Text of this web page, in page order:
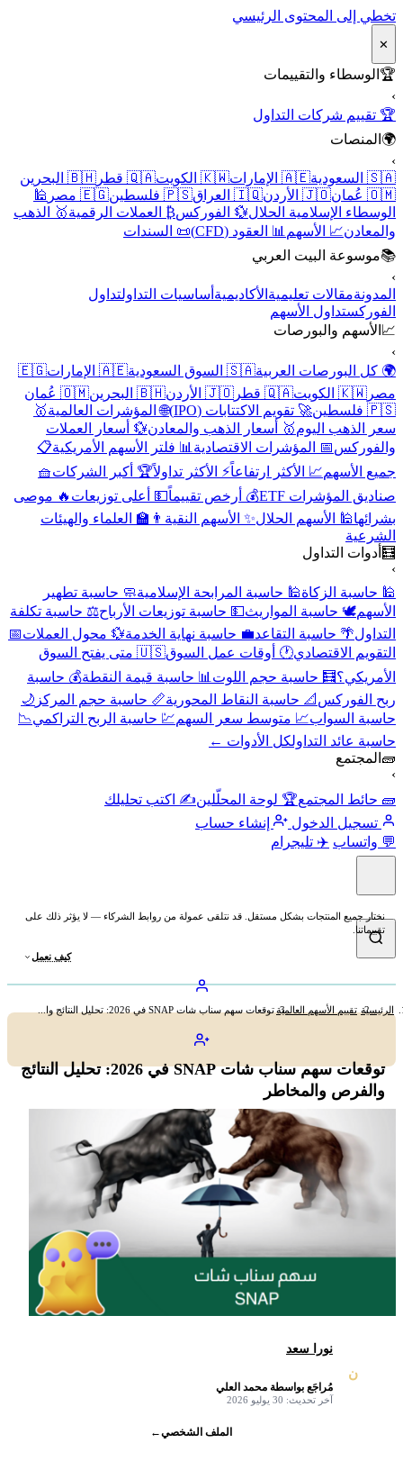
تخطي إلى المحتوى الرئيسي
✕
🏆 الوسطاء والتقييمات
›
🏆 تقييم شركات التداول
🌍 المنصات
›
🇸🇦 السعودية
🇦🇪 الإمارات 🇰🇼 الكويت 🇶🇦 قطر
🇧🇭 البحرين
🇴🇲 عُمان
🇯🇴 الأردن 🇮🇶 العراق 🇵🇸 فلسطين 🇪🇬 مصر
🕌
الوسطاء الإسلامية الحلال💱 الفوركس₿ العملات الرقمية🥇 الذهب
والمعادن📈 الأسهم 📊 العقود (CFD)
📜 السندات
📚موسوعة البيت العربي
›
المدونةمقالات تعليمية الأكاديمية أساسيات التداولتداول
الفوركستداول الأسهم
📈 الأسهم والبورصات
›
🌍 كل البورصات العربية🇸🇦 السوق السعودية 🇦🇪 الإمارات
🇪🇬
مصر 🇰🇼 الكويت 🇶🇦 قطر 🇯🇴 الأردن 🇧🇭 البحرين
🇴🇲 عُمان
🇵🇸 فلسطين
🚀 تقويم الاكتتابات (IPO) 🌐 المؤشرات العالمية🥇
سعر الذهب اليوم🥇 أسعار الذهب والمعادن💱 أسعار العملات
والفوركس📅 المؤشرات الاقتصادية 📊 فلتر الأسهم الأمريكية📋
جميع الأسهم📈 الأكثر ارتفاعاً⚡ الأكثر تداولاً🏆 أكبر الشركات🧺
صناديق المؤشرات ETF
💰 أرخص تقييماً💵 أعلى توزيعات 🔥 موصى
بشرائها🕌 الأسهم الحلال✨ الأسهم النقية 👨‍🏫 العلماء والهيئات
الشرعية
🧮 أدوات التداول
›
🕌 حاسبة الزكاة🕌 حاسبة المرابحة الإسلامية🧼 حاسبة تطهير
الأسهم🕊️ حاسبة المواريث💵 حاسبة توزيعات الأرباح⚖️ حاسبة تكلفة
التداول🌴 حاسبة التقاعد💼 حاسبة نهاية الخدمة💱 محول العملات📅
التقويم الاقتصادي🕐 أوقات عمل السوق
🇺🇸 متى يفتح السوق
الأمريكي؟🧮 حاسبة حجم اللوت 📊 حاسبة قيمة النقطة💰 حاسبة
ربح الفوركس 📐 حاسبة النقاط المحورية📏 حاسبة حجم المركز 🌙
حاسبة السواب📈 متوسط سعر السهم💹 حاسبة الربح التراكمي📉
حاسبة عائد التداولكل الأدوات ←
🧱 المجتمع
›
🧱 حائط المجتمع🏆 لوحة المحلّلين✍️ اكتب تحليلك
تسجيل الدخول
إنشاء حساب
💬 واتساب ✈️ تليجرام
نختار جميع المنتجات بشكل مستقل. قد نتلقى عمولة من روابط الشركاء — لا يؤثر ذلك على
تقييماتنا.
كيف نعمل
الرئيسية تقييم الأسهم العالميةتوقعات سهم سناب شات SNAP في 2026: تحليل النتائج وا...
توقعات سهم سناب شات SNAP في 2026: تحليل النتائج
والفرص والمخاطر
ن
نورا سعد
مُراجَع بواسطة محمد العلي
آخر تحديث: 30 يوليو 2026
الملف الشخصي←